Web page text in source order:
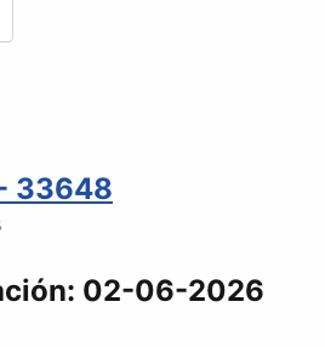
33648
02-06-2026